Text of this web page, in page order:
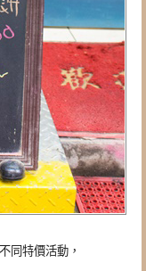
同特價活動，